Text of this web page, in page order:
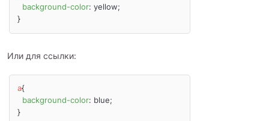
background-color: yellow;
}
Или для ссылки:
a{
background-color: blue;
}